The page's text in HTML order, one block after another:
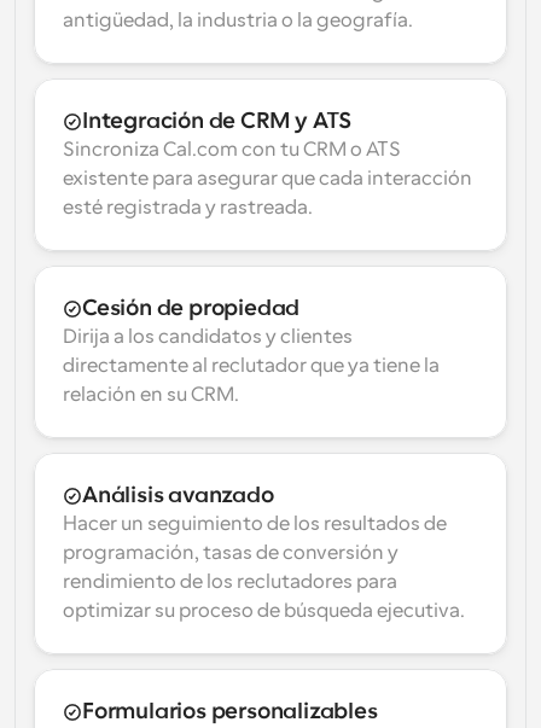
antigüedad, la industria o la geografía.
Integración de CRM y ATS
Sincroniza Cal.com con tu CRM o ATS
existente para asegurar que cada interacción
esté registrada y rastreada.
Cesión de propiedad
Dirija a los candidatos y clientes
directamente al reclutador que ya tiene la
relación en su CRM.
Análisis avanzado
Hacer un seguimiento de los resultados de
programación, tasas de conversión y
rendimiento de los reclutadores para
optimizar su proceso de búsqueda ejecutiva.
Formularios personalizables